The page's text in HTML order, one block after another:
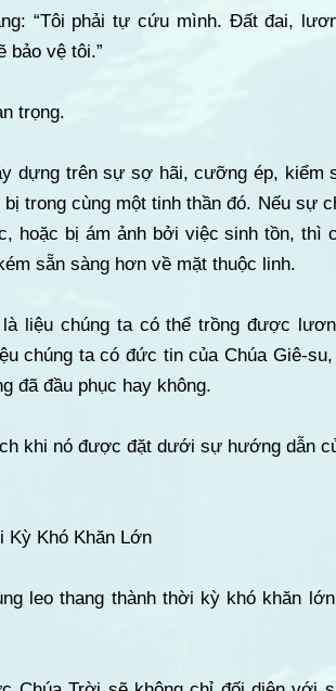
“Tôi phải tự cứu mình. Đất đai,
bảo vệ tôi.”
trọng.
dựng trên sự sợ hãi, cưỡng ép, kiểm
trong cùng một tinh thần đó. Nếu sự
hoặc bị ám ảnh bởi việc sinh tồn, thì
sẵn sàng hơn về mặt thuộc linh.
liệu chúng ta có thể trồng được
chúng ta có đức tin của Chúa Giê-
đã đầu phục hay không.
khi nó được đặt dưới sự hướng dẫn
Khó Khăn Lớn
leo thang thành thời kỳ khó khăn